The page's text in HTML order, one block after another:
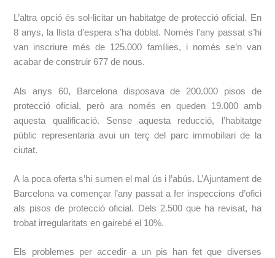
L’altra opció és sol·licitar un habitatge de protecció oficial. En
8 anys, la llista d’espera s’ha doblat. Només l’any passat s’hi
van inscriure més de 125.000 famílies, i només se’n van
acabar de construir 677 de nous.
Als anys 60, Barcelona disposava de 200.000 pisos de
protecció oficial, però ara només en queden 19.000 amb
aquesta qualificació. Sense aquesta reducció, l’habitatge
públic representaria avui un terç del parc immobiliari de la
ciutat.
A la poca oferta s’hi sumen el mal ús i l’abús. L’Ajuntament de
Barcelona va començar l’any passat a fer inspeccions d’ofici
als pisos de protecció oficial. Dels 2.500 que ha revisat, ha
trobat irregularitats en gairebé el 10%.
Els problemes per accedir a un pis han fet que diverses